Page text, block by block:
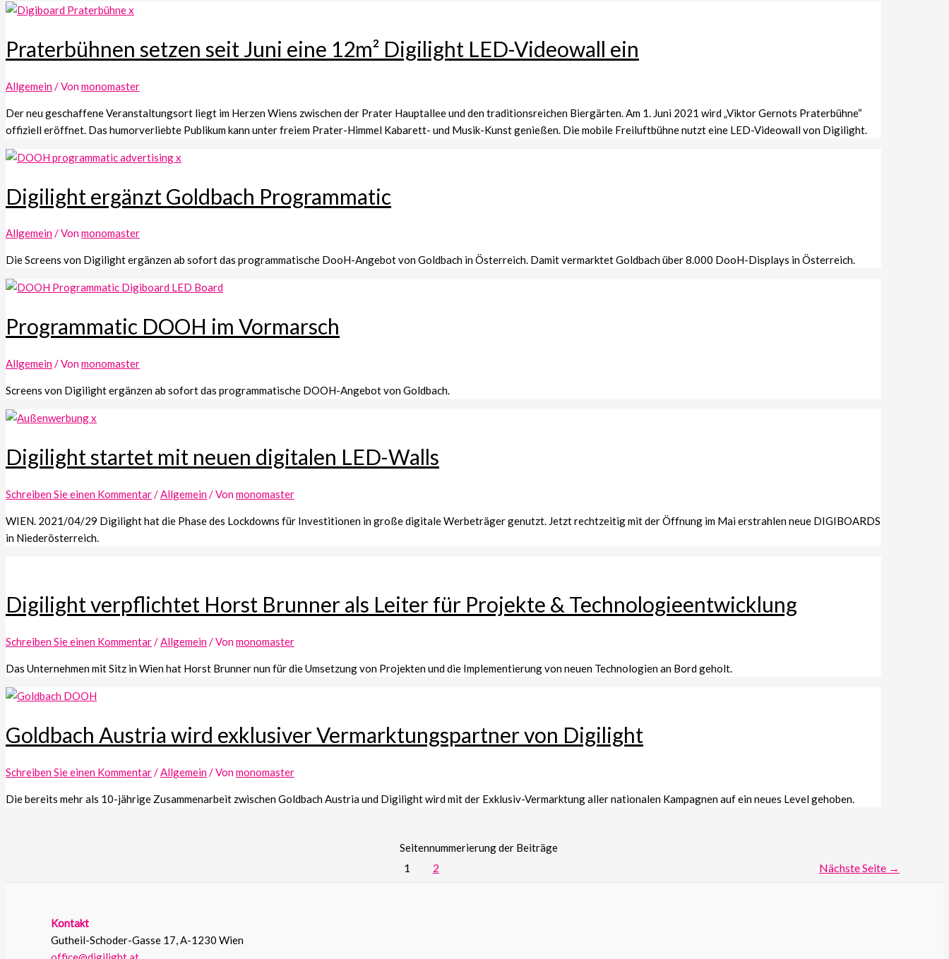
Praterbühnen setzen seit Juni eine 12m² Digilight LED-Videowall ein
Allgemein/ Vonmonomaster
Der neu geschaffene Veranstaltungsort liegt im Herzen Wiens zwischen der Prater Hauptallee und den traditionsreichen Biergärten. Am 1. Juni 2021 wird „Viktor Gernots Praterbühne“
offiziell eröffnet. Das humorverliebte Publikum kann unter freiem Prater-Himmel Kabarett- und Musik-Kunst genießen. Die mobile Freiluftbühne nutzt eine LED-Videowall von Digilight.
Digilight ergänzt Goldbach Programmatic
Allgemein/ Vonmonomaster
Die Screens von Digilight ergänzen ab sofort das programmatische DooH-Angebot von Goldbach in Österreich. Damit vermarktet Goldbach über 8.000 DooH-Displays in Österreich.
Programmatic DOOH im Vormarsch
Allgemein/ Vonmonomaster
Screens von Digilight ergänzen ab sofort das programmatische DOOH-Angebot von Goldbach.
Digilight startet mit neuen digitalen LED-Walls
Schreiben Sie einen Kommentar/Allgemein/ Vonmonomaster
WIEN. 2021/04/29 Digilight hat die Phase des Lockdowns für Investitionen in große digitale Werbeträger genutzt. Jetzt rechtzeitig mit der Öffnung im Mai erstrahlen neue DIGIBOARDS
in Niederösterreich.
Digilight verpflichtet Horst Brunner als Leiter für Projekte & Technologieentwicklung
Schreiben Sie einen Kommentar/Allgemein/ Vonmonomaster
Das Unternehmen mit Sitz in Wien hat Horst Brunner nun für die Umsetzung von Projekten und die Implementierung von neuen Technologien an Bord geholt.
Goldbach Austria wird exklusiver Vermarktungspartner von Digilight
Schreiben Sie einen Kommentar / Allgemein / Vonmonomaster
Die bereits mehr als 10-jährige Zusammenarbeit zwischen Goldbach Austria und Digilight wird mit der Exklusiv-Vermarktung aller nationalen Kampagnen auf ein neues Level gehoben.
Seitennummerierung der Beiträge
1 2 Nächste Seite →
Kontakt
Gutheil-Schoder-Gasse 17, A-1230 Wien